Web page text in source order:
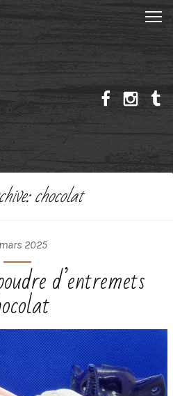
chocolat
2025
d’entremets